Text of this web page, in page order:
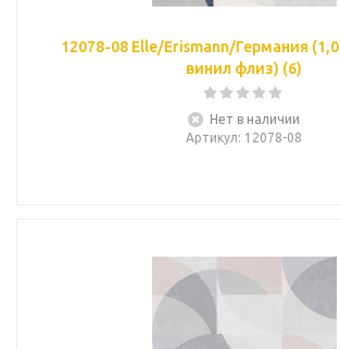
12078-08 Elle/Erismann/Германия
винил флиз) (6)
Нет в наличии
Артикул: 12078-08